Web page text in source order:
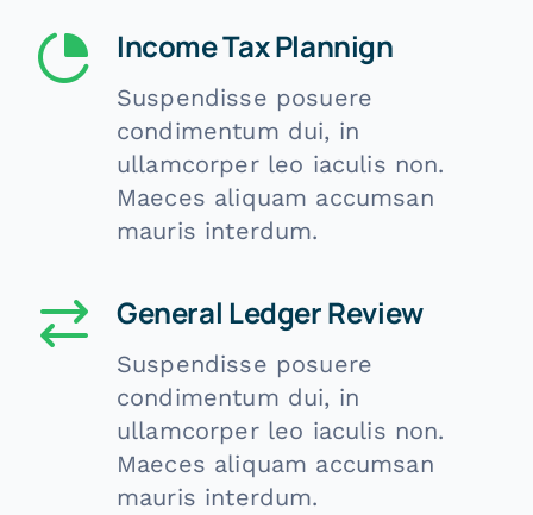
Income Tax Plannign
Suspendisse posuere
condimentum dui, in
ullamcorper leo iaculis non.
Maeces aliquam accumsan
mauris interdum.
General Ledger Review
Suspendisse posuere
condimentum dui, in
ullamcorper leo iaculis non.
Maeces aliquam accumsan
mauris interdum.